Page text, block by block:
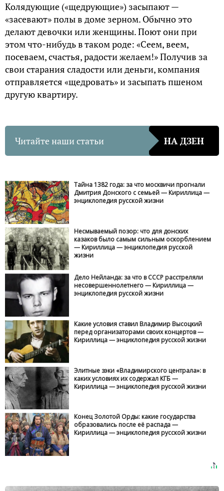
Колядующие («щедрующие») засыпают —
«засевают» полы в доме зерном. Обычно это
делают девочки или женщины. Поют они при
этом что-нибудь в таком роде: «Сеем, веем,
посеваем, счастья, радости желаем!» Получив за
свои старания сладости или деньги, компания
отправляется «щедровать» и засыпать пшеном
другую квартиру.
Читайте наши статьи НА ДЗЕН
Тайна 1382 года: за что москвичи прогнали
Дмитрия Донского с семьей — Кириллица —
энциклопедия русской жизни
Несмываемый позор: что для донских
казаков было самым сильным оскорблением
— Кириллица — энциклопедия русской
жизни
Дело Нейланда: за что в СССР расстреляли
несовершеннолетнего — Кириллица —
энциклопедия русской жизни
Какие условия ставил Владимир Высоцкий
перед организаторами своих концертов —
Кириллица — энциклопедия русской жизни
Элитные зэки «Владимирского централа»: в
каких условиях их содержал КГБ —
Кириллица — энциклопедия русской жизни
Конец Золотой Орды: какие государства
образовались после её распада —
Кириллица — энциклопедия русской жизни